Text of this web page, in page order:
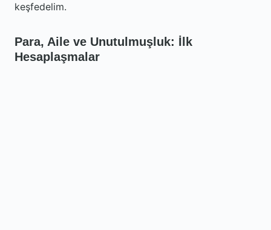
keşfedelim.
Para, Aile ve Unutulmuşluk: İlk
Hesaplaşmalar